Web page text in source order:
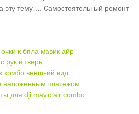
эту тему…. Самостоятельный ремонт
к бпла мавик айр
рук в тверь
комбо внешний вид
наложенным платежом
для dji mavic air combo